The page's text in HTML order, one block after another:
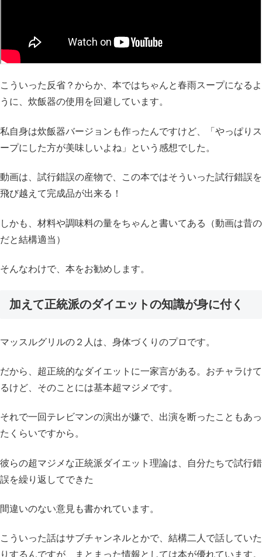
こういった反省？からか、本ではちゃんと春雨スープになるよ
うに、炊飯器の使用を回避しています。
私自身は炊飯器バージョンも作ったんですけど、「やっぱりス
ープにした方が美味しいよね」という感想でした。
動画は、試行錯誤の産物で、この本ではそういった試行錯誤を
飛び越えて完成品が出来る！
しかも、材料や調味料の量をちゃんと書いてある（動画は昔の
だと結構適当）
そんなわけで、本をお勧めします。
加えて正統派のダイエットの知識が身に付く
マッスルグリルの２人は、身体づくりのプロです。
だから、超正統的なダイエットに一家言がある。おチャラけて
るけど、そのことには基本超マジメです。
それで一回テレビマンの演出が嫌で、出演を断ったこともあっ
たくらいですから。
彼らの超マジメな正統派ダイエット理論は、自分たちで試行錯
誤を繰り返してできた
間違いのない意見も書かれています。
こういった話はサブチャンネルとかで、結構二人で話していた
りするんですが、まとまった情報としては本が優れています。